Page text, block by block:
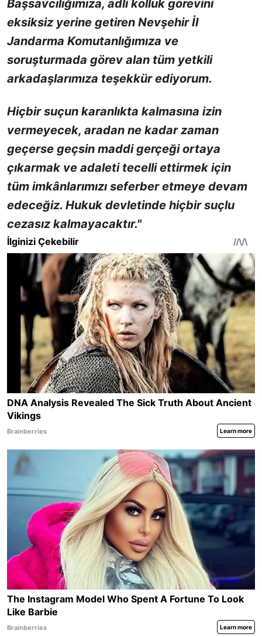
Başsavcılığımıza, adli kolluk görevini
eksiksiz yerine getiren Nevşehir İl
Jandarma Komutanlığımıza ve
soruşturmada görev alan tüm yetkili
arkadaşlarımıza teşekkür ediyorum.
Hiçbir suçun karanlıkta kalmasına izin
vermeyecek, aradan ne kadar zaman
geçerse geçsin maddi gerçeği ortaya
çıkarmak ve adaleti tecelli ettirmek için
tüm imkânlarımızı seferber etmeye devam
edeceğiz. Hukuk devletinde hiçbir suçlu
cezasız kalmayacaktır."